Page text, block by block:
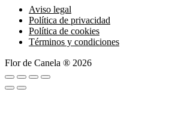
Aviso legal
Política de privacidad
Política de cookies
Términos y condiciones
Flor de Canela ® 2026